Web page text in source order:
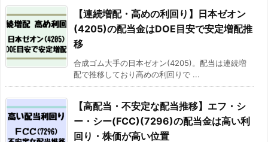
【連続増配・高めの利回り】日本ゼオン
(4205)の配当金はDOE目安で安定増配推
移
合成ゴム大手の日本ゼオン(4205)。配当は連続増
配で推移しており高めの利回りで ...
【高配当・不安定な配当推移】エフ・シ
ー・シー(FCC)(7296)の配当金は高い利
回り・株価が高い位置